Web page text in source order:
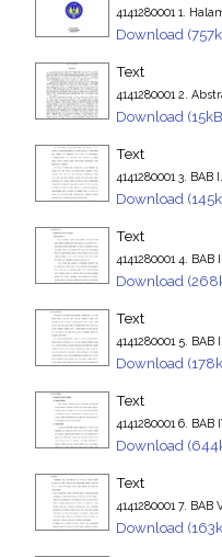
4141280001 1.
Download
Text
4141280001 2.
Download
Text
4141280001 3. BAB
Download
Text
4141280001 4. BAB
Download
Text
4141280001 5. BAB
Download
Text
4141280001 6. BAB
Download
Text
4141280001 7. BAB
Download